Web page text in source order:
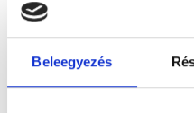
Beleegyezés
szolgáltató szakorvosa az első
szakorvosjelölt önállóan láthat